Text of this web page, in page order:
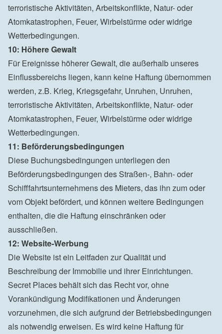
terroristische Aktivitäten, Arbeitskonflikte, Natur- oder
Atomkatastrophen, Feuer, Wirbelstürme oder widrige
Wetterbedingungen.
10: Höhere Gewalt
Für Ereignisse höherer Gewalt, die außerhalb unseres
Einflussbereichs liegen, kann keine Haftung übernommen
werden, z.B. Krieg, Kriegsgefahr, Unruhen, Unruhen,
terroristische Aktivitäten, Arbeitskonflikte, Natur- oder
Atomkatastrophen, Feuer, Wirbelstürme oder widrige
Wetterbedingungen.
11: Beförderungsbedingungen
Diese Buchungsbedingungen unterliegen den
Beförderungsbedingungen des Straßen-, Bahn- oder
Schifffahrtsunternehmens des Mieters, das ihn zum oder
vom Objekt befördert, und können weitere Bedingungen
enthalten, die die Haftung einschränken oder
12: Website-Werbung
Die Website ist ein Leitfaden zur Qualität und
Beschreibung der Immobilie und ihrer Einrichtungen.
Secret Places behält sich das Recht vor, ohne
Vorankündigung Modifikationen und Änderungen
vorzunehmen, die sich aufgrund der Betriebsbedingungen
als notwendig erweisen. Es wird keine Haftung für